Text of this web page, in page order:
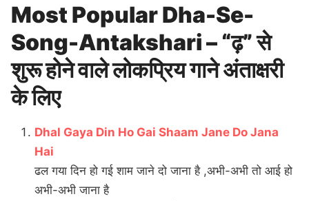
Most Popular Dha-Se-
Song-Antakshari – “ढ़” से
शुरू होने वाले लोकप्रिय गाने अंताक्षरी
के लिए
Dhal Gaya Din Ho Gai Shaam Jane Do Jana
Hai
ढल गया दिन हो गई शाम जाने दो जाना है ,अभी-अभी तो आई हो
अभी-अभी जाना है